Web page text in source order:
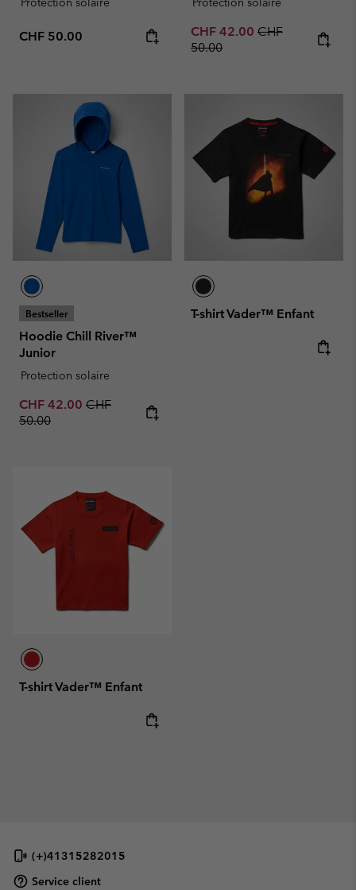
Regular price:
CHF 50.00 Sale price:
CHF 42.00 Regular price:
CHF
50.00
Bestseller
Hoodie Chill River™
Junior
Protection solaire
Sale price:
CHF 42.00 Regular price:
CHF
50.00
T-shirt Vader™ Enfant
T-shirt Vader™ Enfant
(+)41315282015
Service client